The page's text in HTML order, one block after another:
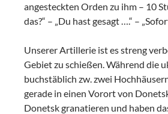
angesteckten Orden zu ihm – 10
das?“ – „Du hast gesagt ….“ –
Unserer Artillerie ist es streng
Gebiet zu schießen. Während die
buchstäblich zw. zwei
gerade in einen Vorort von
Donetsk granatieren und haben